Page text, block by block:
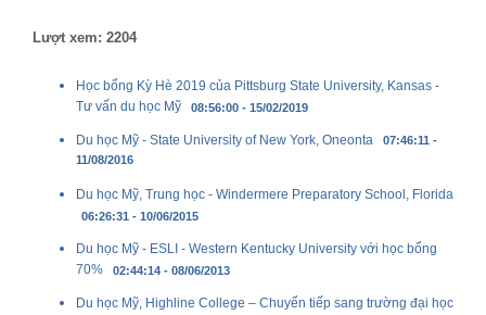
Lượt xem: 2204
Học bổng Kỳ Hè 2019 của Pittsburg State University, Kansas -
Tư vấn du học Mỹ 08:56:00 - 15/02/2019
Du học Mỹ - State University of New York, Oneonta 07:46:11 -
11/08/2016
Du học Mỹ, Trung học - Windermere Preparatory School, Florida
06:26:31 - 10/06/2015
Du học Mỹ - ESLI - Western Kentucky University với học bổng
70% 02:44:14 - 08/06/2013
Du học Mỹ, Highline College – Chuyển tiếp sang trường đại học